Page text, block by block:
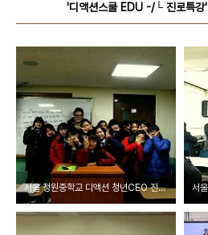
'디액션스쿨 EDU -/└ 진로특강'
서울 청원중학교 디액션 청년CEO 진로 특강 (20141226)